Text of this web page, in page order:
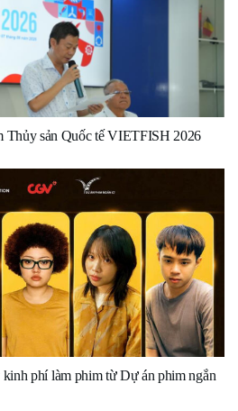
Thủy sản Quốc tế VIETFISH 2026
kinh phí làm phim từ Dự án phim ngắn